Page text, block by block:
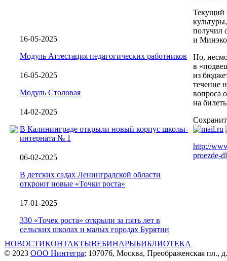
16-05-2025
Модуль Аттестация педагогических работников
16-05-2025
Модуль Столовая
14-02-2025
В Калининграде открыли новый корпус школы-
интерната № 1
06-02-2025
В детских садах Ленинградской области
откроют новые «Точки роста»
17-01-2025
330 «Точек роста» открыли за пять лет в
сельских школах и малых городах Бурятии
Текущий
получил
и
Но,
в
из
течение
вопроса
на
http://
proezde-
НОВОСТИКОНТАКТЫВЕБИНАРЫБИБЛИОТЕКА
© 2023 ООО Нинтегра; 107076, Москва, Преображенская пл.,